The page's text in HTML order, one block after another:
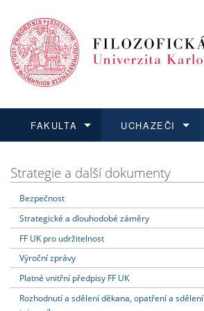
FAKULTA
Dozvědět se více
UCHAZEČI
Podat přihlášku
Dozvědět se více
Dozvědět se více
Dozvědět se více
Strategie a další dokumenty
Bezpečnost
Strategické a dlouhodobé záměry
FF UK pro udržitelnost
Výroční zprávy
Platné vnitřní předpisy FF UK
Rozhodnutí a sdělení děkana, opatření a sdělení